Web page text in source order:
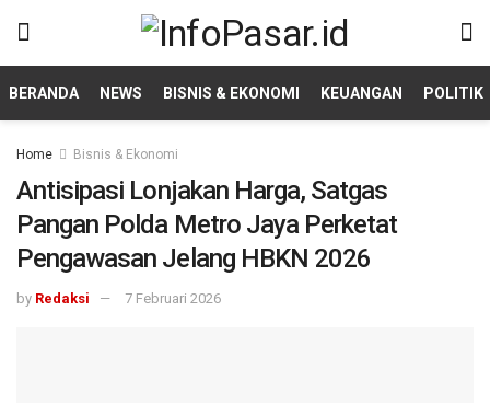
BERANDA NEWS BISNIS & EKONOMI KEUANGAN POLITIK
Home Bisnis & Ekonomi
Antisipasi Lonjakan Harga, Satgas
Pangan Polda Metro Jaya Perketat
Pengawasan Jelang HBKN 2026
by Redaksi 7 Februari 2026